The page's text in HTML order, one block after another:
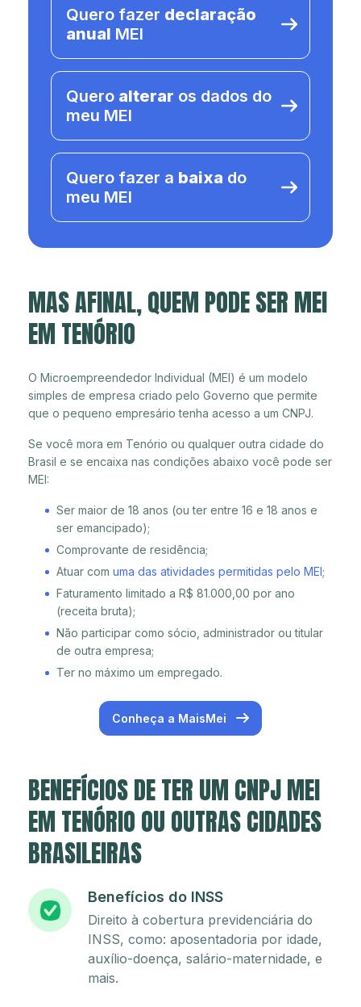
Quero fazer declaração
anual MEI
Quero alterar os dados do
meu MEI
Quero fazer a baixa do
meu MEI
MAS AFINAL, QUEM PODE SER MEI
EM TENÓRIO
O Microempreendedor Individual (MEI) é um modelo
simples de empresa criado pelo Governo que permite
que o pequeno empresário tenha acesso a um CNPJ.
Se você mora em Tenório ou qualquer outra cidade do
Brasil e se encaixa nas condições abaixo você pode ser
MEI:
Ser maior de 18 anos (ou ter entre 16 e 18 anos e
ser emancipado);
Comprovante de residência;
Atuar com uma das atividades permitidas pelo MEI;
Faturamento limitado a R$ 81.000,00 por ano
(receita bruta);
Não participar como sócio, administrador ou titular
de outra empresa;
Ter no máximo um empregado.
Conheça a MaisMei
BENEFÍCIOS DE TER UM CNPJ MEI
EM TENÓRIO OU OUTRAS CIDADES
BRASILEIRAS
Benefícios do INSS
Direito à cobertura previdenciária do
INSS, como: aposentadoria por idade,
auxílio-doença, salário-maternidade, e
mais.